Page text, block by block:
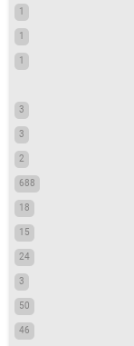
1
1
1
3
3
2
688
18
15
24
3
50
46